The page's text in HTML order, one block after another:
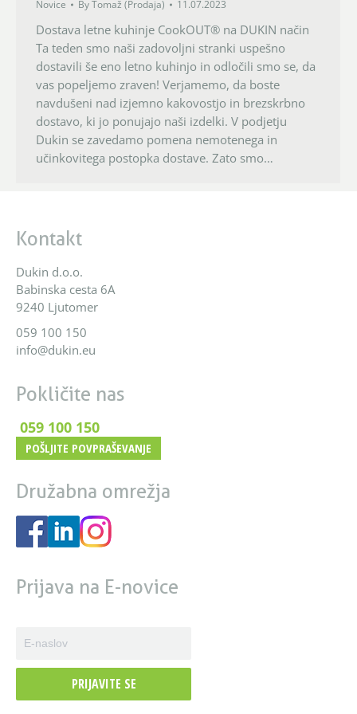
Novice ByTomaž (Prodaja) 11.07.2023
Dostava letne kuhinje CookOUT® na DUKIN način
Ta teden smo naši zadovoljni stranki uspešno
dostavili še eno letno kuhinjo in odločili smo se, da
vas popeljemo zraven! Verjamemo, da boste
navdušeni nad izjemno kakovostjo in brezskrbno
dostavo, ki jo ponujajo naši izdelki. V podjetju
Dukin se zavedamo pomena nemotenega in
učinkovitega postopka dostave. Zato smo…
Kontakt
Dukin d.o.o.
Babinska cesta 6A
9240 Ljutomer
059 100 150
info@dukin.eu
Pokličite nas
059 100 150
POŠLJITE POVPRAŠEVANJE
Družabna omrežja
Prijava na E-novice
PRIJAVITE SE